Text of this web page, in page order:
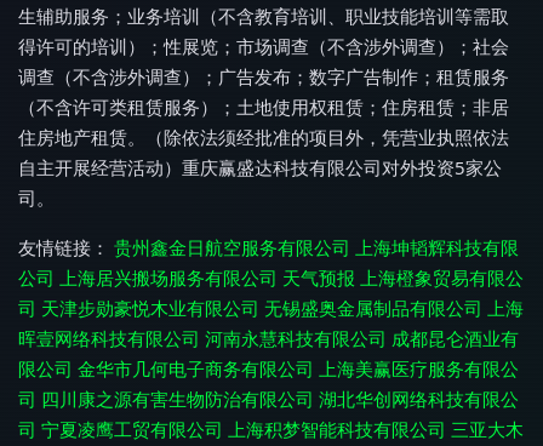
生辅助服务；业务培训（不含教育培训、职业技能培训等需取
得许可的培训）；性展览；市场调查（不含涉外调查）；社会
调查（不含涉外调查）；广告发布；数字广告制作；租赁服务
（不含许可类租赁服务）；土地使用权租赁；住房租赁；非居
住房地产租赁。（除依法须经批准的项目外，凭营业执照依法
自主开展经营活动）重庆赢盛达科技有限公司对外投资5家公
司。
友情链接： 贵州鑫金日航空服务有限公司 上海坤韬辉科技有限
公司 上海居兴搬场服务有限公司 天气预报 上海橙象贸易有限公
司 天津步勋豪悦木业有限公司 无锡盛奥金属制品有限公司 上海
晖壹网络科技有限公司 河南永慧科技有限公司 成都昆仑酒业有
限公司 金华市几何电子商务有限公司 上海美赢医疗服务有限公
司 四川康之源有害生物防治有限公司 湖北华创网络科技有限公
司 宁夏凌鹰工贸有限公司 上海积梦智能科技有限公司 三亚大木